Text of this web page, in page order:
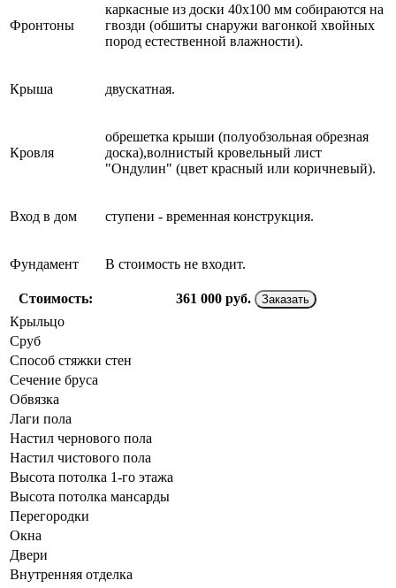
Фронтоны
каркасные из доски 40х100 мм собираются на
гвозди (обшиты снаружи вагонкой хвойных
пород естественной влажности).
Крыша двускатная.
Кровля
обрешетка крыши (полуобзольная обрезная
доска),волнистый кровельный лист
"Ондулин" (цвет красный или коричневый).
Вход в дом ступени - временная конструкция.
Фундамент В стоимость не входит.
Стоимость: 361 000руб. Заказать
Крыльцо
Сруб
Способ стяжки стен
Сечение бруса
Обвязка
Лаги пола
Настил чернового пола
Настил чистового пола
Высота потолка 1-го этажа
Высота потолка мансарды
Перегородки
Окна
Двери
Внутренняя отделка